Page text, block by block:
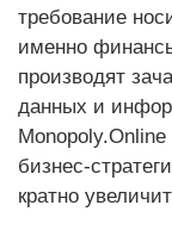
требование
именно
производят
данных и
бизнес-
кратно